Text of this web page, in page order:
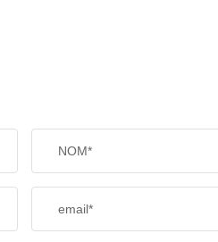
NOM*
email*